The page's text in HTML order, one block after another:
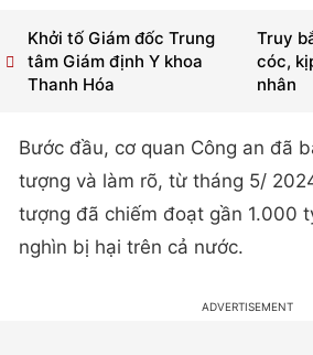
Truy
cóc,
nhân
Khởi tố Giám đốc Trung
tâm Giám định Y khoa
Thanh Hóa
Bước đầu, cơ quan Công an đã
tượng và làm rõ, từ tháng 5/
tượng đã chiếm đoạt gần 1.000
nghìn bị hại trên cả nước.